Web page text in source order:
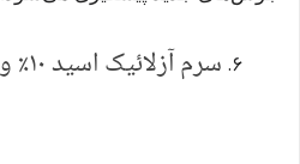
سرم آزلائیک اسید ۱۰٪ و هیالورون آنوا